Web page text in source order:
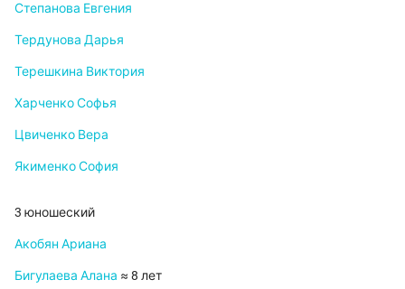
Степанова Евгения
Тердунова Дарья
Терешкина Виктория
Харченко Софья
Цвиченко Вера
Якименко София
3 юношеский
Акобян Ариана
Бигулаева Алана ≈ 8 лет